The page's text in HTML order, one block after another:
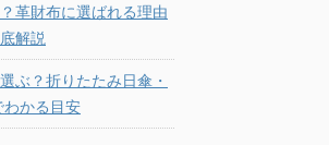
革財布に選ばれる理由
解説
ぶ？折りたたみ日傘・
かる目安